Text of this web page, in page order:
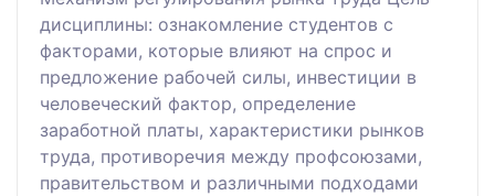
дисциплины: ознакомление студентов с
факторами, которые влияют на спрос и
предложение рабочей силы, инвестиции в
человеческий фактор, определение
заработной платы, характеристики рынков
труда, противоречия между профсоюзами,
правительством и различными подходами